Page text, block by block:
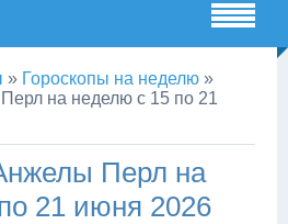
» Гороскопы на неделю »
на неделю с 15 по 21
Перл на
21 июня 2026